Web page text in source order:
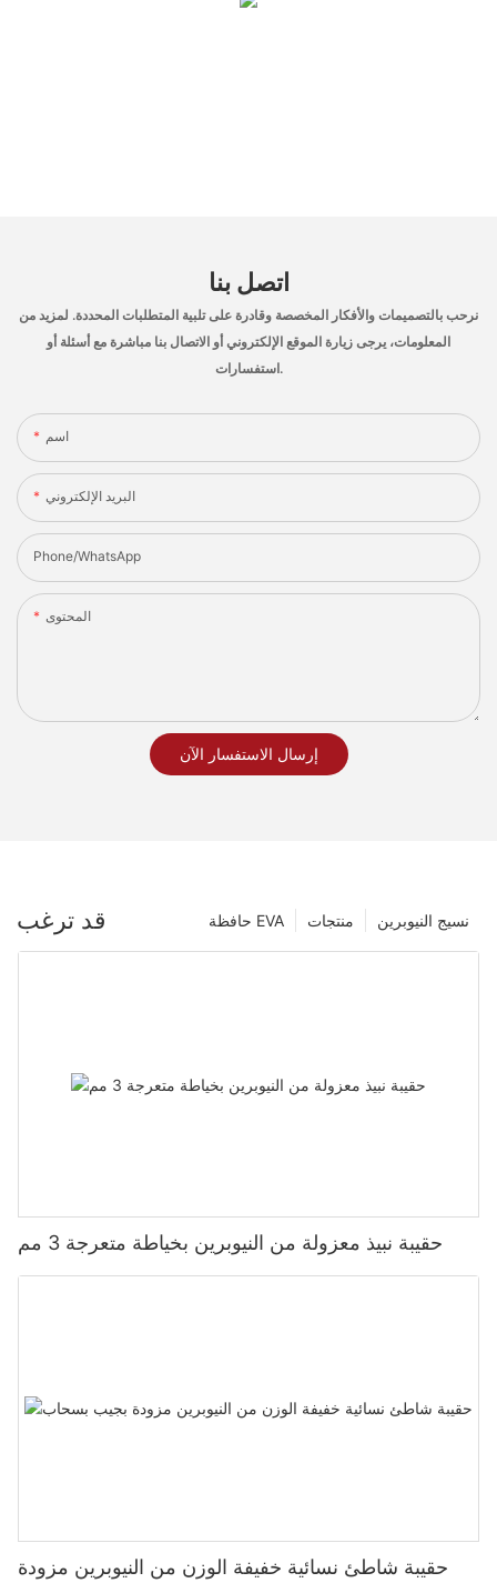
اتصل بنا
نرحب بالتصميمات والأفكار المخصصة وقادرة على تلبية المتطلبات المحددة. لمزيد من
المعلومات، يرجى زيارة الموقع الإلكتروني أو الاتصال بنا مباشرة مع أسئلة أو
استفسارات.
اسم
البريد الإلكتروني
Phone/whatsApp
المحتوى
إرسال الاستفسار الآن
قد ترغب نسيج النيوبرين منتجات حافظة EVA
حقيبة نبيذ معزولة من النيوبرين بخياطة متعرجة 3 مم
حقيبة شاطئ نسائية خفيفة الوزن من النيوبرين مزودة